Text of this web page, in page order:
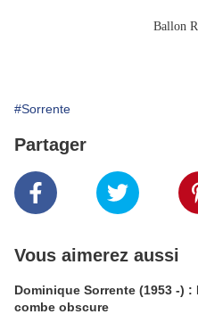
Ballon
#Sorrente
Partager
Vous aimerez aussi
Dominique Sorrente (1953 -) :
combe obscure